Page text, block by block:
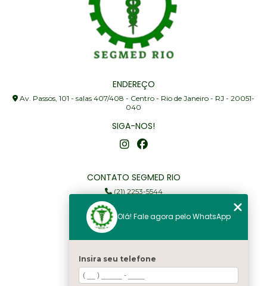
ENDEREÇO
Av. Passos, 101 - salas 407/408 - Centro - Rio de Janeiro - RJ - 20051-
040
SIGA-NOS!
CONTATO SEGMED RIO
(21) 2253-5544
(21) 97905-3352
segmed@segmedrio.com.br
Home
Institucional
Olá! Fale agora pelo WhatsApp
Insira seu telefone